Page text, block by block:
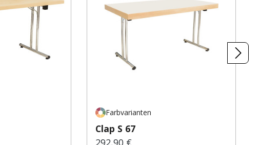
Farbvarianten
Clap S 67
292,90 €